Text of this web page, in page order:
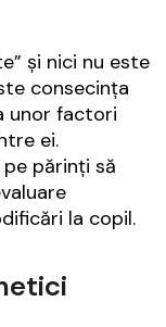
și nici nu este
consecința
unor factori
ei.
părinți să
la copil.